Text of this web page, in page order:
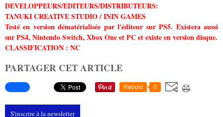
DEVELOPPEURS/EDITEURS/DISTRIBUTEURS:
TANUKI CREATIVE STUDIO / ININ GAMES
Testé en version dématérialisée par l'éditeur sur PS5. Existera aussi
sur PS4, Nintendo Switch, Xbox One et PC et existe en version disque.
CLASSIFICATION : NC
PARTAGER CET ARTICLE
Repost 0
S'inscrire à la newsletter